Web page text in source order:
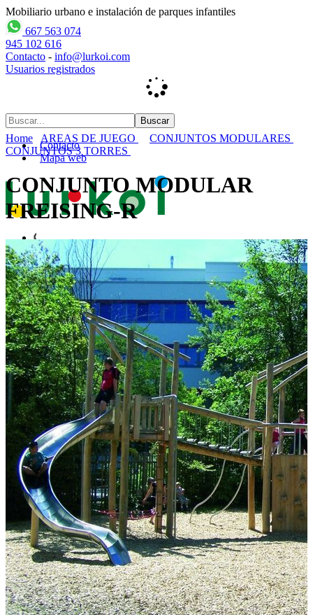
Mobiliario urbano e instalación de parques infantiles
667 563 074
945 102 616
Contacto - info@lurkoi.com
Usuarios registrados
Contacto
Mapa web
Home AREAS DE JUEGO
CONJUNTOS MODULARES
CONJUNTOS 3 TORRES
CONJUNTO MODULAR
FREISING-R